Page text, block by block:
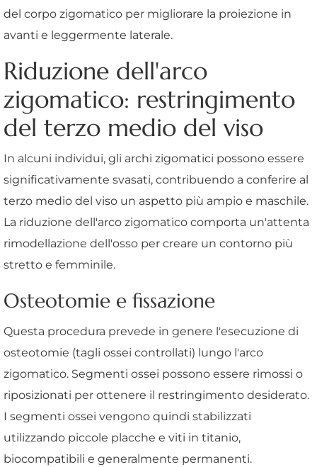
del corpo zigomatico per migliorare la proiezione in
avanti e leggermente laterale.
Riduzione dell'arco
zigomatico: restringimento
del terzo medio del viso
In alcuni individui, gli archi zigomatici possono essere
significativamente svasati, contribuendo a conferire al
terzo medio del viso un aspetto più ampio e maschile.
La riduzione dell'arco zigomatico comporta un'attenta
rimodellazione dell'osso per creare un contorno più
stretto e femminile.
Osteotomie e fissazione
Questa procedura prevede in genere l'esecuzione di
osteotomie (tagli ossei controllati) lungo l'arco
zigomatico. Segmenti ossei possono essere rimossi o
riposizionati per ottenere il restringimento desiderato.
I segmenti ossei vengono quindi stabilizzati
utilizzando piccole placche e viti in titanio,
biocompatibili e generalmente permanenti.